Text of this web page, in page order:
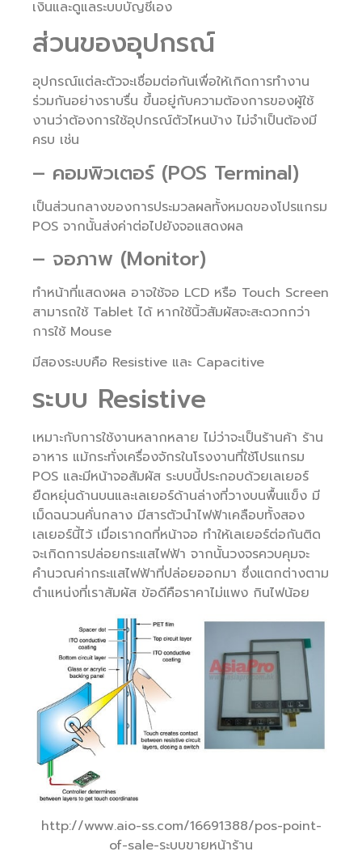
เงินและดูแลระบบบัญชีเอง
ส่วนของอุปกรณ์
อุปกรณ์แต่ละตัวจะเชื่อมต่อกันเพื่อให้เกิดการทำงาน
ร่วมกันอย่างราบรื่น ขึ้นอยู่กับความต้องการของผู้ใช้
งานว่าต้องการใช้อุปกรณ์ตัวไหนบ้าง ไม่จำเป็นต้องมี
ครบ เช่น
– คอมพิวเตอร์ (POS Terminal)
เป็นส่วนกลางของการประมวลผลทั้งหมดของโปรแกรม
POS จากนั้นส่งค่าต่อไปยังจอแสดงผล
– จอภาพ (Monitor)
ทำหน้าที่แสดงผล อาจใช้จอ LCD หรือ Touch Screen
สามารถใช้ Tablet ได้ หากใช้นิ้วสัมผัสจะสะดวกกว่า
การใช้ Mouse
มีสองระบบคือ Resistive และ Capacitive
ระบบ Resistive
เหมาะกับการใช้งานหลากหลาย ไม่ว่าจะเป็นร้านค้า ร้าน
อาหาร แม้กระทั่งเครื่องจักรในโรงงานที่ใช้โปรแกรม
POS และมีหน้าจอสัมผัส ระบบนี้ประกอบด้วยเลเยอร์
ยืดหยุ่นด้านบนและเลเยอร์ด้านล่างที่วางบนพื้นแข็ง มี
เม็ดฉนวนคั่นกลาง มีสารตัวนำไฟฟ้าเคลือบทั้งสอง
เลเยอร์นี้ไว้ เมื่อเรากดที่หน้าจอ ทำให้เลเยอร์ต่อกันติด
จะเกิดการปล่อยกระแสไฟฟ้า จากนั้นวงจรควบคุมจะ
คำนวณค่ากระแสไฟฟ้าที่ปล่อยออกมา ซึ่งแตกต่างตาม
ตำแหน่งที่เราสัมผัส ข้อดีคือราคาไม่แพง กินไฟน้อย
http://www.aio-ss.com/16691388/pos-point-
of-sale-ระบบขายหน้าร้าน